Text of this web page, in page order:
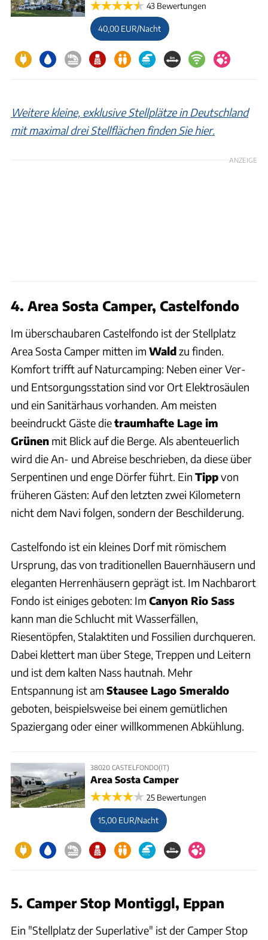
43 Bewertungen
40,00 EUR/Nacht
Weitere kleine, exklusive Stellplätze in Deutschland
mit maximal drei Stellflächen finden Sie hier.
ANZEIGE
4. Area Sosta Camper, Castelfondo
Im überschaubaren Castelfondo ist der Stellplatz
Area Sosta Camper mitten im Waldzu finden.
Komfort trifft auf Naturcamping: Neben einer Ver-
und Entsorgungsstation sind vor Ort Elektrosäulen
und ein Sanitärhaus vorhanden. Am meisten
beeindruckt Gäste dietraumhafte Lage im
Grünen mit Blick auf die Berge. Als abenteuerlich
wird die An- und Abreise beschrieben, da diese über
Serpentinen und enge Dörfer führt. Ein Tippvon
früheren Gästen: Auf den letzten zwei Kilometern
nicht dem Navi folgen, sondern der Beschilderung.
Castelfondo ist ein kleines Dorf mit römischem
Ursprung, das von traditionellen Bauernhäusern und
eleganten Herrenhäusern geprägt ist. Im Nachbarort
Fondo ist einiges geboten: Im Canyon Rio Sass
kann man die Schlucht mit Wasserfällen,
Riesentöpfen, Stalaktiten und Fossilien durchqueren.
Dabei klettert man über Stege, Treppen und Leitern
und ist dem kalten Nass hautnah. Mehr
Entspannung ist am Stausee Lago Smeraldo
geboten, beispielsweise bei einem gemütlichen
Spaziergang oder einer willkommenen Abkühlung.
38020 CASTELFONDO(IT)
Area Sosta Camper
25 Bewertungen
15,00 EUR/Nacht
5. Camper Stop Montiggl, Eppan
Ein "Stellplatz der Superlative" ist der Camper Stop